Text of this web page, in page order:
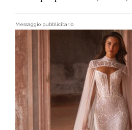
Messaggio pubblicitario